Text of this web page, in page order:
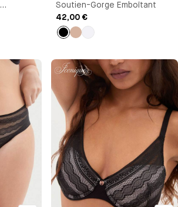
Soutien-Gorge Emboîtant
42,00 €